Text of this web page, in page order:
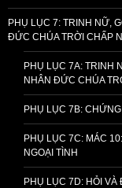
PHỤ LỤC 7: TRINH NỮ,
ĐỨC CHÚA TRỜI CHẤP
PHỤ LỤC 7A: TRINH
NHÂN ĐỨC CHÚA
PHỤ LỤC 7B:
PHỤ LỤC 7C: MÁC
NGOẠI TÌNH
PHỤ LỤC 7D: HỎI